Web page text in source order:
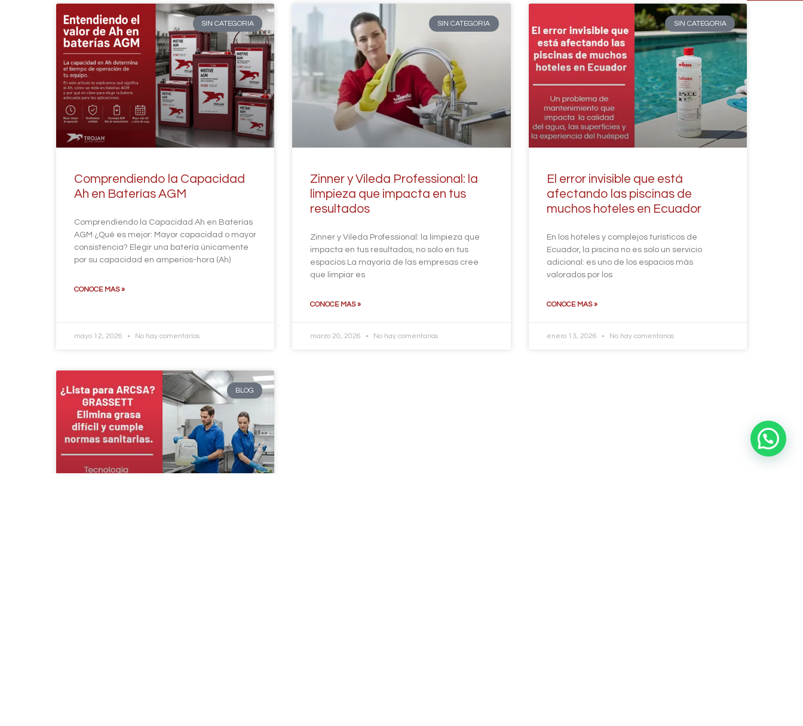
SIN CATEGORIA
Comprendiendo la Capacidad
Ah en Baterías AGM
Comprendiendo la Capacidad Ah en Baterías
AGM ¿Qué es mejor: Mayor capacidad o mayor
consistencia? Elegir una batería únicamente
por su capacidad en amperios-hora (Ah)
CONOCE MAS »
mayo 12, 2026 No hay comentarios
SIN CATEGORIA
Zinner y Vileda Professional: la
limpieza que impacta en tus
resultados
Zinner y Vileda Professional: la limpieza que
impacta en tus resultados, no solo en tus
espacios La mayoría de las empresas cree
que limpiar es
CONOCE MAS »
marzo 20, 2026 No hay comentarios
SIN CATEGORIA
El error invisible que está
afectando las piscinas de
muchos hoteles en Ecuador
En los hoteles y complejos turísticos de
Ecuador, la piscina no es solo un servicio
adicional: es uno de los espacios más
valorados por los
CONOCE MAS »
enero 13, 2026 No hay comentarios
BLOG